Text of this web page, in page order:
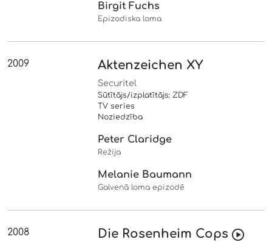
Birgit Fuchs
Epizodiska loma
2009 Aktenzeichen XY
Securitel
Sūtītājs/izplatītājs: ZDF
TV series
Noziedzība
Peter Claridge
Režija
Melanie Baumann
Galvenā loma epizodē
2008 Die Rosenheim Cops